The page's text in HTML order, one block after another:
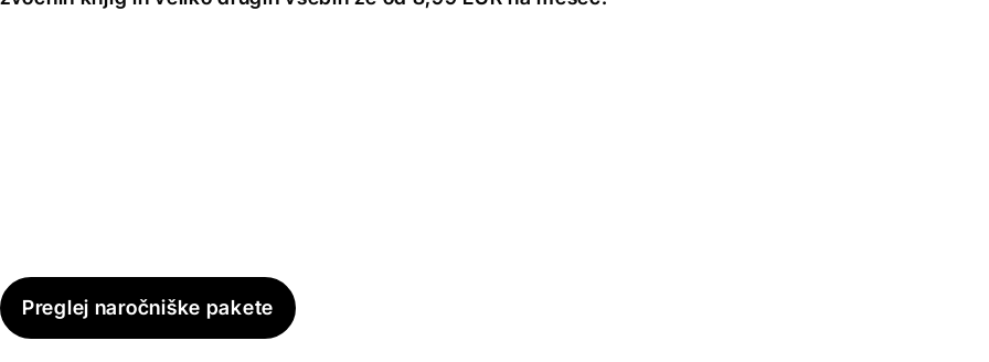
Preglej naročniške pakete